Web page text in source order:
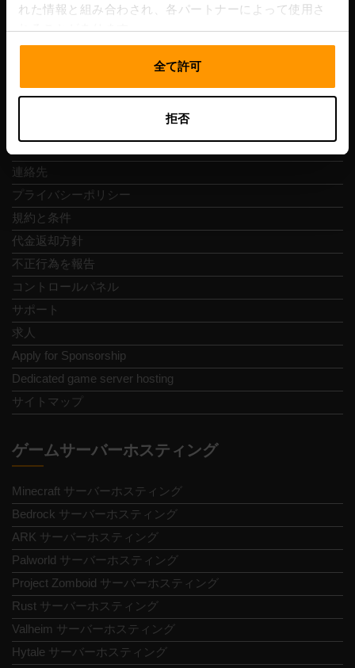
れた情報と組み合わされ、各パートナーによって使用さ
れることがあります。
全て許可
拒否
Vesivärava tn 50-201, 10152
連絡先
プライバシーポリシー
規約と条件
代金返却方針
不正行為を報告
コントロールパネル
サポート
求人
Apply for Sponsorship
Dedicated game server hosting
サイトマップ
ゲームサーバーホスティング
Minecraft サーバーホスティング
Bedrock サーバーホスティング
ARK サーバーホスティング
Palworld サーバーホスティング
Project Zomboid サーバーホスティング
Rust サーバーホスティング
Valheim サーバーホスティング
Hytale サーバーホスティング